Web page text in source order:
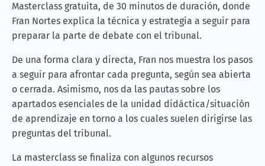
Masterclass gratuita, de 30 minutos de duración, donde
Fran Nortes explica la técnica y estrategia a seguir para
preparar la parte de debate con el tribunal.
De una forma clara y directa, Fran nos muestra los pasos
a seguir para afrontar cada pregunta, según sea abierta
o cerrada. Asimismo, nos da las pautas sobre los
apartados esenciales de la unidad didáctica/situación
de aprendizaje en torno a los cuales suelen dirigirse las
preguntas del tribunal.
La masterclass se finaliza con algunos recursos